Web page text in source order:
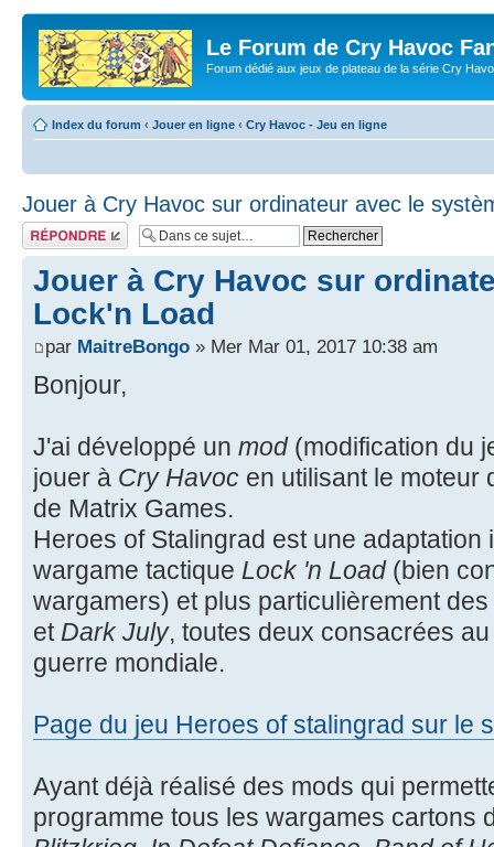
Le Forum de Cry Havoc
Forum dédié aux jeux de plateau de la série Cry
Index du forum ‹ Jouer en ligne ‹ Cry Havoc - Jeu en ligne
Jouer à Cry Havoc sur ordinateur avec le
Répondre
Jouer à Cry Havoc sur
Lock'n Load
par MaitreBongo » Mer Mar 01, 2017 10:38 am
Bonjour,
J'ai développé un mod(modification du
jouer à Cry Havoc en utilisant le moteur
de Matrix Games.
Heroes of Stalingrad est une
wargame tactique Lock 'n Load(bien
wargamers) et plus particulièrement
et Dark July, toutes deux consacrées
guerre mondiale.
Page du jeu Heroes of stalingrad sur le
Ayant déjà réalisé des mods qui
programme tous les wargames cartons